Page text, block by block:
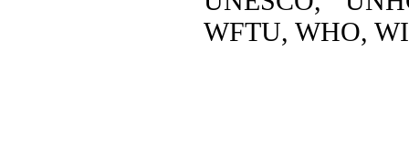
WFTU, WHO,